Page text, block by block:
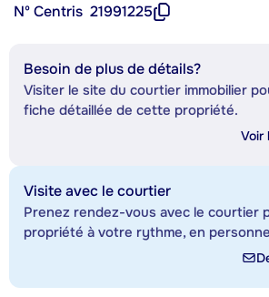
Nº Centris 21991225
Besoin de plus de détails?
Visiter le site du courtier immobilier
fiche détaillée de cette propriété.
Voir
Visite avec le courtier
Prenez rendez-vous avec le courtier
propriété à votre rythme, en